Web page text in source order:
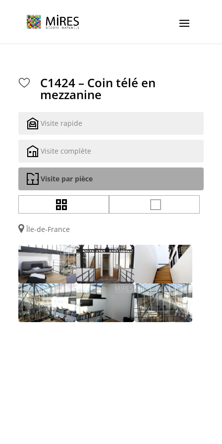
C1424 – Coin télé en
mezzanine
Visite rapide
Visite complète
Visite par pièce
Île-de-France